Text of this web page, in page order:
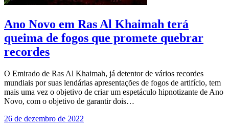
Ano Novo em Ras Al Khaimah terá
queima de fogos que promete quebrar
recordes
O Emirado de Ras Al Khaimah, já detentor de vários recordes
mundiais por suas lendárias apresentações de fogos de artifício, tem
mais uma vez o objetivo de criar um espetáculo hipnotizante de Ano
Novo, com o objetivo de garantir dois…
26 de dezembro de 2022